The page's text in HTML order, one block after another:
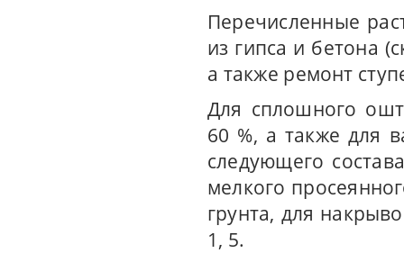
Перечисленные
из гипса и бетона
а также ремонт
Для сплошного
60 %, а также для
следующего
мелкого
грунта, для
1, 5.